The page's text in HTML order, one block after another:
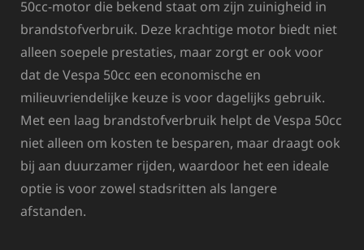
50cc-motor die bekend staat om zijn zuinigheid in
brandstofverbruik. Deze krachtige motor biedt niet
alleen soepele prestaties, maar zorgt er ook voor
dat de Vespa 50cc een economische en
milieuvriendelijke keuze is voor dagelijks gebruik.
Met een laag brandstofverbruik helpt de Vespa 50cc
niet alleen om kosten te besparen, maar draagt ook
bij aan duurzamer rijden, waardoor het een ideale
optie is voor zowel stadsritten als langere
afstanden.